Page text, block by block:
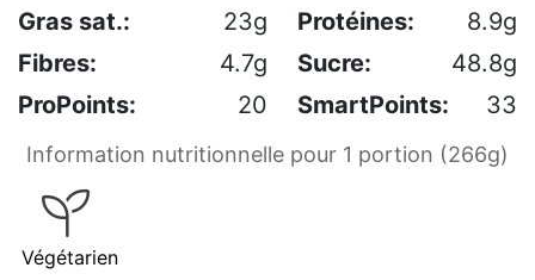
Gras sat.:
23g Protéines:
8.9g
Fibres:
4.7g Sucre:
48.8g
ProPoints:
20 SmartPoints: 33
Information nutritionnelle pour 1 portion (266g)
Végétarien